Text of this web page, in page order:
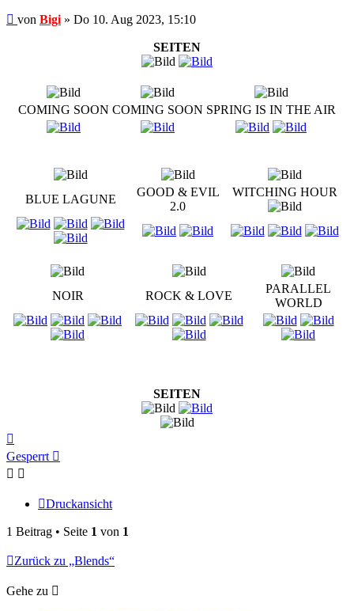
Beitrag
von Bigi » Do 10. Aug 2023, 15:10
SEITEN
COMING SOON COMING SOON SPRING IS IN THE AIR
BLUE LAGUNE
GOOD & EVIL
2.0
WITCHING HOUR
NOIR ROCK & LOVE
PARALLEL
WORLD
SEITEN
oben
Gesperrt
Druckansicht
1 Beitrag • Seite 1 von 1
Zurück zu „Blends“
Gehe zu